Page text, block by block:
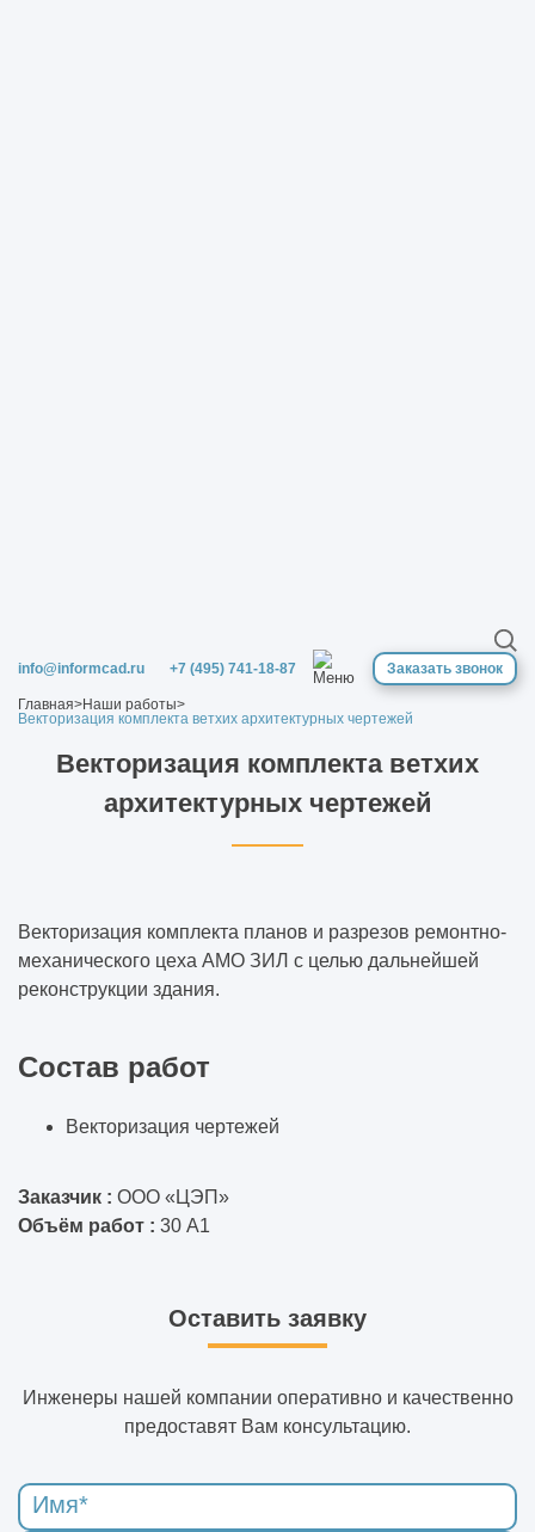
info@informcad.ru +7 (495) 741-18-87 Заказать звонок
Главная>Наши работы>
Векторизация комплекта ветхих архитектурных чертежей
Векторизация комплекта ветхих
архитектурных чертежей
Векторизация комплекта планов и разрезов ремонтно-
механического цеха АМО ЗИЛ с целью дальнейшей
реконструкции здания.
Состав работ
Векторизация чертежей
Заказчик : ООО «ЦЭП»
Объём работ : 30 А1
Оставить заявку
Инженеры нашей компании оперативно и качественно
предоставят Вам консультацию.